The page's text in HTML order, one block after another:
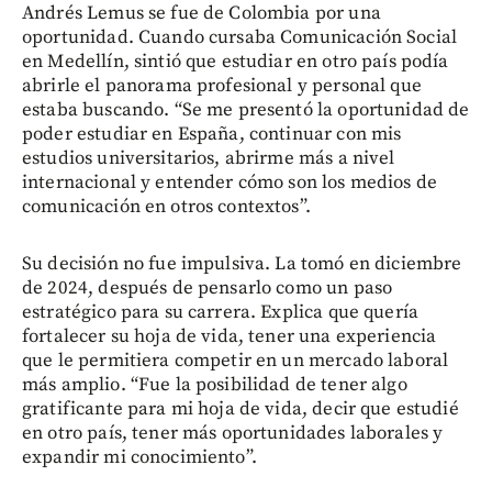
Andrés Lemus se fue de Colombia por una
oportunidad. Cuando cursaba Comunicación Social
en Medellín, sintió que estudiar en otro país podía
abrirle el panorama profesional y personal que
estaba buscando. “Se me presentó la oportunidad de
poder estudiar en España, continuar con mis
estudios universitarios, abrirme más a nivel
internacional y entender cómo son los medios de
comunicación en otros contextos”.
Su decisión no fue impulsiva. La tomó en diciembre
de 2024, después de pensarlo como un paso
estratégico para su carrera. Explica que quería
fortalecer su hoja de vida, tener una experiencia
que le permitiera competir en un mercado laboral
más amplio. “Fue la posibilidad de tener algo
gratificante para mi hoja de vida, decir que estudié
en otro país, tener más oportunidades laborales y
expandir mi conocimiento”.